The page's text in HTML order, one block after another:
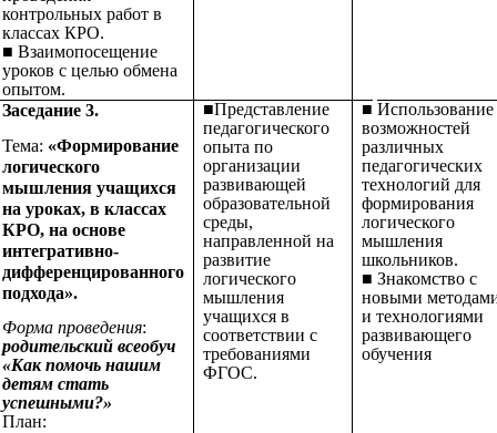
контрольных работ в
классах КРО.
■ Взаимопосещение
уроков с целью обмена
опытом.
Заседание 3.
Тема: «Формирование
логического
мышления учащихся
на уроках, в классах
КРО, на основе
интегративно-
дифференцированного
подхода».
Форма проведения:
родительский всеобуч
«Как помочь нашим
детям стать
успешными?»
План:
■Представление
педагогического
опыта по
организации
развивающей
образовательной
среды,
направленной на
развитие
логического
мышления
учащихся в
соответствии с
требованиями
ФГОС.
■ Использование
возможностей
различных
педагогических
технологий для
формирования
логического
мышления
школьников.
■ Знакомство с
новыми
и технологиями
развивающего
обучения